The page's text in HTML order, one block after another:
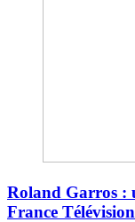
Roland Garros :
France